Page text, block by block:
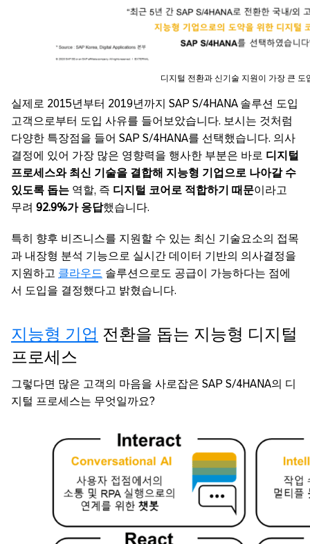
디지털 전환과 신기술 지원이 가장 큰 도
실제로 2015년부터 2019년까지 SAP S/4HANA 솔루션 도입
고객으로부터 도입 사유를 들어보았습니다. 보시는 것처럼
다양한 특장점을 들어 SAP S/4HANA를 선택했습니다. 의사
결정에 있어 가장 많은 영향력을 행사한 부분은 바로 디지털
프로세스와 최신 기술을 결합해 지능형 기업으로 나아갈 수
있도록 돕는 역할, 즉 디지털 코어로 적합하기 때문이라고
무려 92.9%가 응답했습니다.
특히 향후 비즈니스를 지원할 수 있는 최신 기술요소의 접목
과 내장형 분석 기능으로 실시간 데이터 기반의 의사결정을
지원하고 클라우드 솔루션으로도 공급이 가능하다는 점에
서 도입을 결정했다고 밝혔습니다.
지능형 기업 전환을 돕는 지능형 디지털
프로세스
그렇다면 많은 고객의 마음을 사로잡은 SAP S/4HANA의 디
지털 프로세스는 무엇일까요?